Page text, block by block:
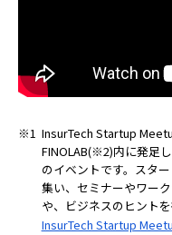
※1 InsurTech Startup
FINOLAB(※2)内に発足
のイベントです。スタ
集い、セミナーやワー
や、ビジネスのヒント
InsurTech Startup